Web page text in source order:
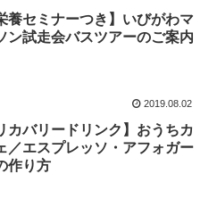
養セミナーつき】いびがわマ
ン試走会バスツアーのご案内
2019.08.02
カバリードリンク】おうちカ
／エスプレッソ・アフォガー
作り方